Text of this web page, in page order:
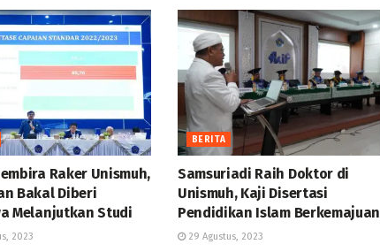
Raker Unismuh,
Bakal Diberi
Melanjutkan Studi
2023
BERITA
Samsuriadi Raih Doktor di
Unismuh, Kaji Disertasi
Pendidikan Islam Berkemajuan
29 Agustus, 2023